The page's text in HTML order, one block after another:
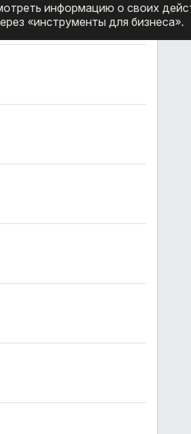
информацию о своих
«инструменты для бизнеса».